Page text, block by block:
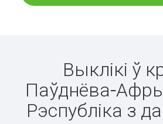
Выклікі ў
Паўднёва-
Рэспубліка з